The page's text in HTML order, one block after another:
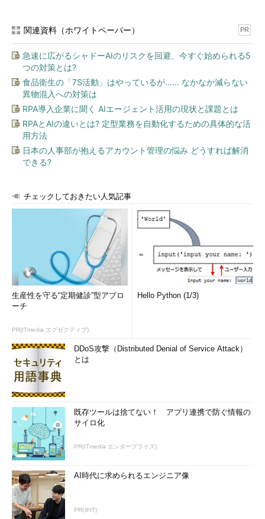
関連資料（ホワイトペーパー） PR
急速に広がるシャドーAIのリスクを回避、今すぐ始められる5
つの対策とは?
食品衛生の「7S活動」はやっているが...... なかなか減らない
異物混入への対策は
RPA導入企業に聞く AIエージェント活用の現状と課題とは
RPAとAIの違いとは? 定型業務を自動化するための具体的な活
用方法
日本の人事部が抱えるアカウント管理の悩み どうすれば解消
できる?
チェックしておきたい人気記事
生産性を守る“定期健診”型アプロ
ーチ
PR(ITmedia エグゼクティブ)
Hello Python (1/3)
DDoS攻撃（Distributed Denial of Service Attack）
とは
既存ツールは捨てない！ アプリ連携で防ぐ情報の
サイロ化
PR(ITmedia エンタープライズ)
AI時代に求められるエンジニア像
PR(＠IT)